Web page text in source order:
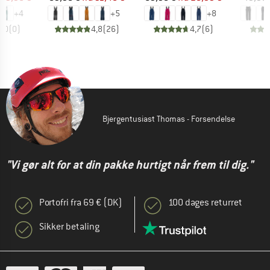
+4
(0)
+5
4,8(26)
+8
4,7(6)
Bjergentusiast Thomas - Forsendelse
"Vi gør alt for at din pakke hurtigt når frem til dig."
Portofri fra 69 € (DK)
Sikker betaling
100 dages returret